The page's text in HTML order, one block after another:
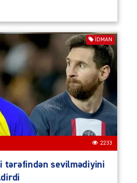
İDMAN
2233
tərəfindən sevilmədiyini